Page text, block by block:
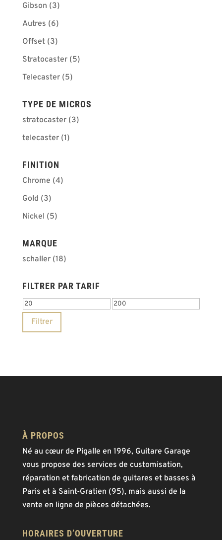
Gibson (3)
Autres (6)
Offset (3)
Stratocaster (5)
Telecaster (5)
TYPE DE MICROS
stratocaster (3)
telecaster (1)
FINITION
Chrome (4)
Gold (3)
Nickel (5)
MARQUE
schaller (18)
FILTRER PAR TARIF
Prix
min
Prix
Filtrer
À PROPOS
Né au cœur de Pigalle en 1996, Guitare Garage
vous propose des services de customisation,
réparation et fabrication de guitares et basses à
Paris et à Saint-Gratien (95), mais aussi de la
vente en ligne de pièces détachées.
HORAIRES D’OUVERTURE